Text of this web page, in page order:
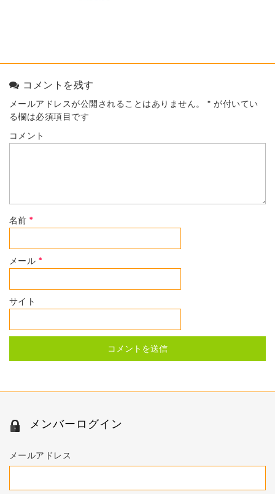
コメントを残す
メールアドレスが公開されることはありません。 * が付いてい
る欄は必須項目です
コメント
名前*
メール *
サイト
メンバーログイン
メールアドレス